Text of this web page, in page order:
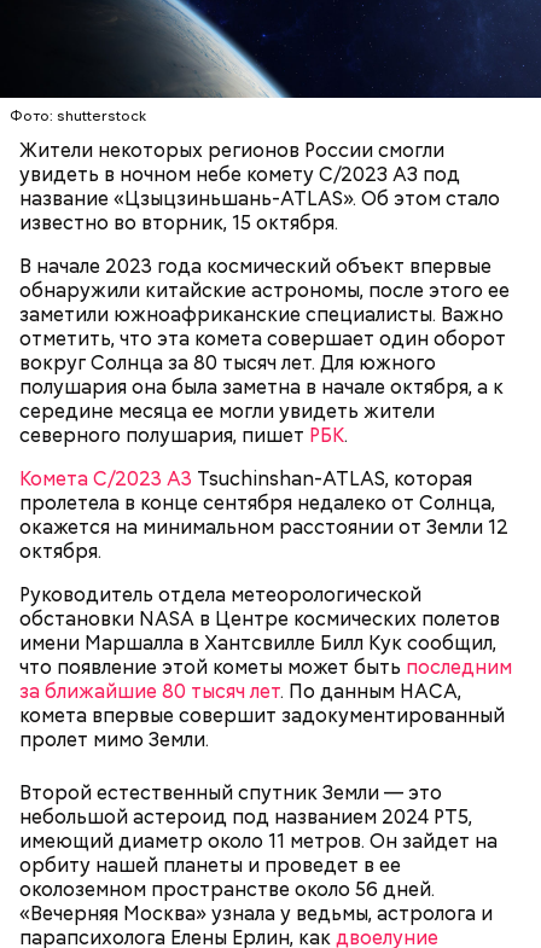
Фото: shutterstock
Жители некоторых регионов России смогли
увидеть в ночном небе комету C/202З AЗ под
название «Цзыцзиньшaнь-ATLAS». Об этом стало
известно во вторник, 15 октября.
В начале 2023 года космический объект впервые
обнаружили китайские астрономы, после этого ее
заметили южноафриканские специалисты. Важно
отметить, что эта комета совершает один оборот
вокруг Солнца за 80 тысяч лет. Для южного
полушария она была заметна в начале октября, а к
середине месяца ее могли увидеть жители
северного полушария, пишет РБК.
Комета C/2023 A3 Tsuchinshan-ATLAS, которая
пролетела в конце сентября недалеко от Солнца,
окажется на минимальном расстоянии от Земли 12
октября.
Руководитель отдела метеорологической
обстановки NASA в Центре космических полетов
имени Маршалла в Хантсвилле Билл Кук сообщил,
что появление этой кометы может быть последним
за ближайшие 80 тысяч лет. По данным НАСА,
комета впервые совершит задокументированный
пролет мимо Земли.
Второй естественный спутник Земли — это
небольшой астероид под названием 2024 PT5,
имеющий диаметр около 11 метров. Он зайдет на
орбиту нашей планеты и проведет в ее
околоземном пространстве около 56 дней.
«Вечерняя Москва» узнала у ведьмы, астролога и
парапсихолога Елены Ерлин, какдвоелуние
— Кабачки, порезанные кубиками, нужно легко
обжарить на сковороде. К ним добавляются зелень
петрушки, чеснок, соль и оливковое масло.
Получается очень вкусно, — поделился рецептом
Копылов.
Спагетти из кабачков
— В дыне содержится много сахара, который
представлен фруктозой. С одной стороны — это
хорошо, потому что дает энергию. Но важно
помнить, что сладкими дынями не нужно сильно
увлекаться, так же как и арбузами, людям с
сахарным диабетом и лишним весом, —
подчеркнула доктор.
Терапевт Кондрахин назвал
продукты и напитки, которые
выводят токсины из организма
Ранние плоды, по словам врача, лучше не есть:
Чистит сосуды и защищает от